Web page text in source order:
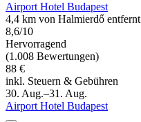
Airport Hotel Budapest
4,4 km von Halmierdő entfernt
8,6/10
Hervorragend
(1.008 Bewertungen)
88 €
inkl. Steuern & Gebühren
30. Aug.–31. Aug.
Airport Hotel Budapest